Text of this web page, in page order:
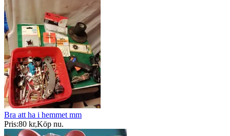
Bra att ha i hemmet mm
Pris:80 kr,Köp nu.